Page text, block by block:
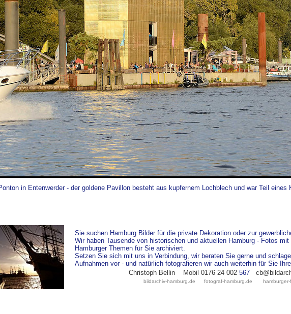
in Entenwerder - der goldene Pavillon besteht aus kupfernem Lochblech und war Teil
Sie suchen Hamburg Bilder für die private Dekoration oder zur
Wir haben Tausende von historischen und aktuellen Hamburg - Fotos
Hamburger Themen für Sie archiviert.
Setzen Sie sich mit uns in Verbindung, wir beraten Sie gerne und
Aufnahmen vor - und natürlich fotografieren wir auch weiterhin für Sie
Christoph Bellin
Mobil 0176 24 002 567
bildarchiv-hamburg.de fotograf-hamburg.de